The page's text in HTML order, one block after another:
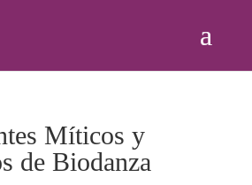
Míticos y
de Biodanza